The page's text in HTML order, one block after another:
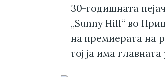
30-годишната
„Sunny Hill“ во
на премиерата на
тој ја има главната